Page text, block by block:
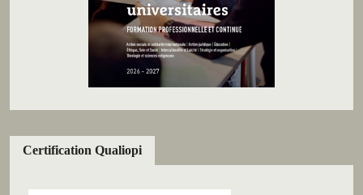
Certification Qualiopi